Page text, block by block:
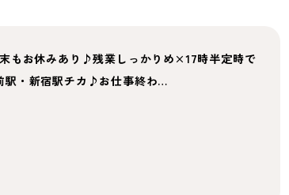
もお休みあり♪残業しっかりめ×17時半定時で
駅・新宿駅チカ♪お仕事終わ…